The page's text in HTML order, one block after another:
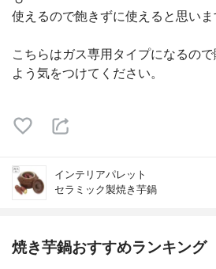
使えるので飽きずに使えると思いま
こちらはガス専用タイプになるの
よう気をつけてください。
インテリアパレット
セラミック製焼き芋鍋
焼き芋鍋おすすめランキング